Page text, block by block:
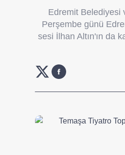
Edremit Belediyesi
Perşembe günü
sesi İlhan Altın'ın da